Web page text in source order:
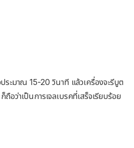
ระมาณ 15-20 วินาที แล้วเครื่องจะรีบูต
อว่าเป็นการเจลเบรคที่เสร็จเรียบร้อย